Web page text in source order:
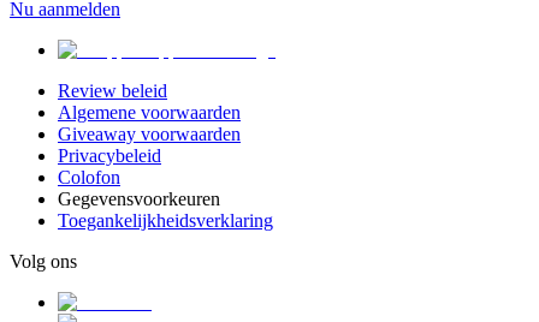
Nu aanmelden
Review beleid
Algemene voorwaarden
Giveaway voorwaarden
Privacybeleid
Colofon
Gegevensvoorkeuren
Toegankelijkheidsverklaring
Volg ons